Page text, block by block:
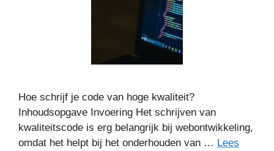
Hoe schrijf je code van hoge kwaliteit?
Inhoudsopgave Invoering Het schrijven van
kwaliteitscode is erg belangrijk bij webontwikkeling,
omdat het helpt bij het onderhouden van … Lees